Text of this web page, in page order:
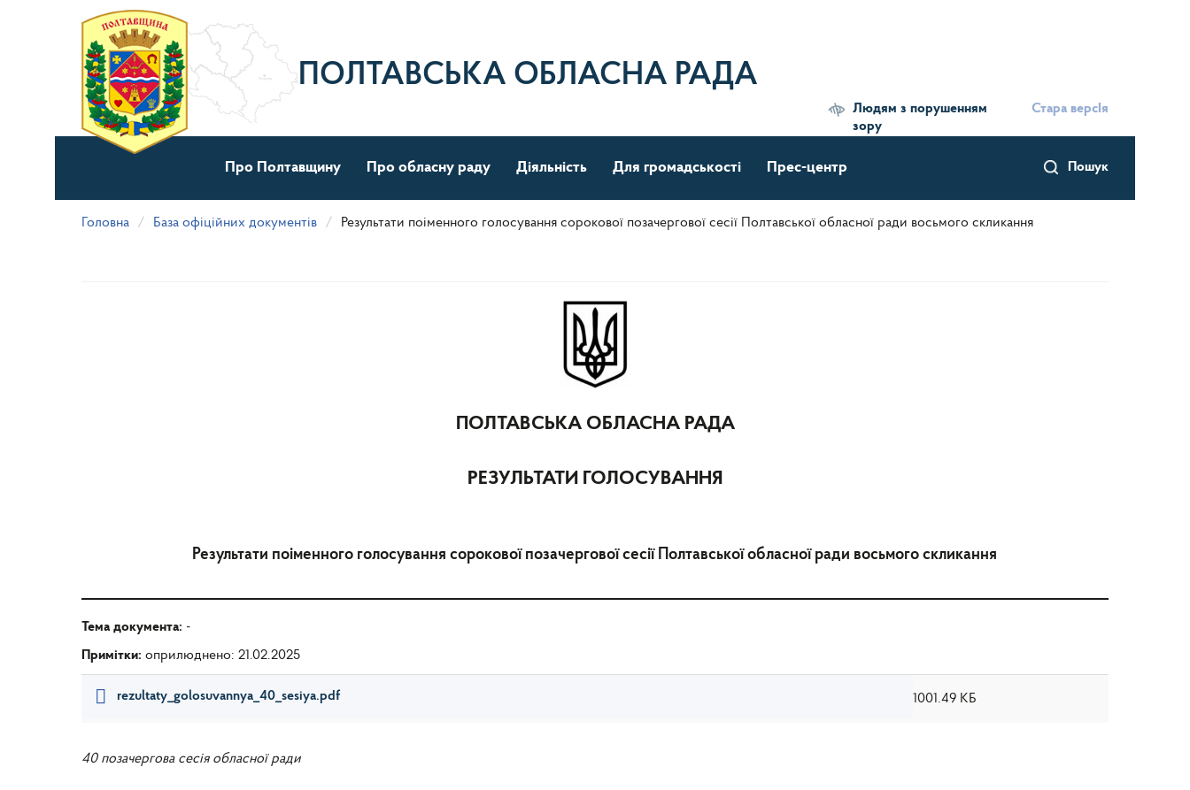
матеріалу
ПОЛТАВСЬКА ОБЛАСНА РАДА
Людям з порушенням
зору
Стара версІя
Пошук
Про Полтавщину Про обласну раду Діяльність Для громадськості Прес-центр
Головна База офіційних документів Результати поіменного голосування сорокової позачергової сесії Полтавської обласної ради восьмого скликання
ПОЛТАВСЬКА ОБЛАСНА РАДА
РЕЗУЛЬТАТИ ГОЛОСУВАННЯ
Результати поіменного голосування сорокової позачергової сесії Полтавської обласної ради восьмого скликання
Тема документа: -
Примітки: оприлюднено: 21.02.2025
rezultaty_golosuvannya_40_sesiya.pdf 1001.49 КБ
40 позачергова сесія обласної ради